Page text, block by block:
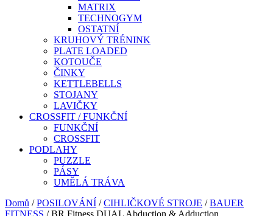
MATRIX
TECHNOGYM
OSTATNÍ
KRUHOVÝ TRÉNINK
PLATE LOADED
KOTOUČE
ČINKY
KETTLEBELLS
STOJANY
LAVIČKY
CROSSFIT / FUNKČNÍ
FUNKČNÍ
CROSSFIT
PODLAHY
PUZZLE
PÁSY
UMĚLÁ TRÁVA
Domů /POSILOVÁNÍ /CIHLIČKOVÉ STROJE /BAUER
FITNESS / BR Fitness DUAL Abduction & Adduction